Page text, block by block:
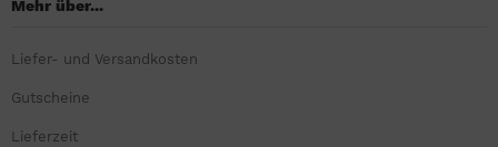
Mehr über...
Liefer- und Versandkosten
Gutscheine
Lieferzeit